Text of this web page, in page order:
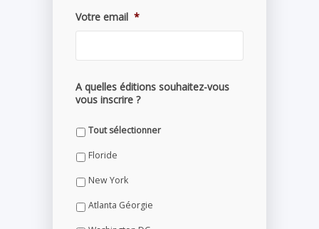
Votre email *
A quelles éditions souhaitez-vous
vous inscrire ?
Tout sélectionner
Floride
New York
Atlanta Géorgie